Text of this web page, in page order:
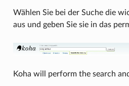
Wählen Sie bei der Suche die
aus und geben Sie sie in das
Koha will perform the search